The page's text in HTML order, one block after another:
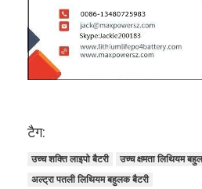
टैग:
उच्च शक्ति लाइपो बैटरी
उच्च क्षमता लिथियम
अल्ट्रा पतली लिथियम बहुलक बैटरी